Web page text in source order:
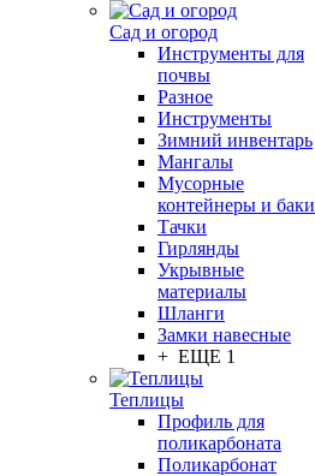
Сад и огород
Инструменты для
почвы
Разное
Инструменты
Зимний инвентарь
Мангалы
Мусорные
контейнеры и баки
Тачки
Гирлянды
Укрывные
материалы
Шланги
Замки навесные
+ ЕЩЕ 1
Теплицы
Профиль для
поликарбоната
Поликарбонат